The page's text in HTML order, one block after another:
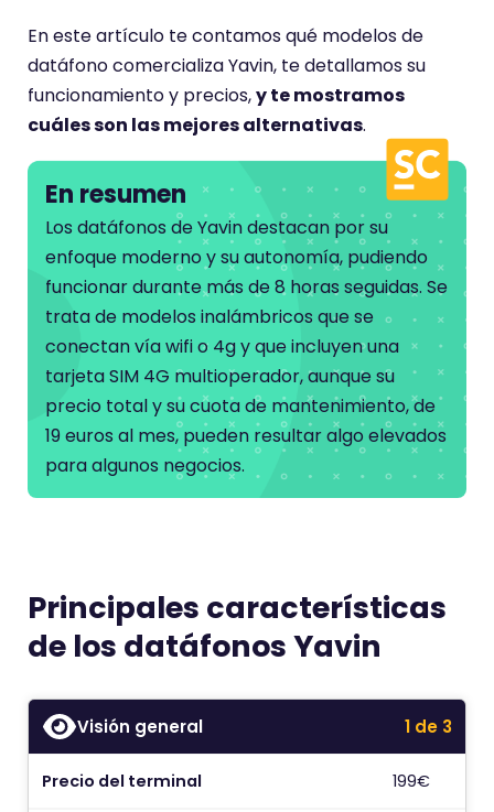
n
a
p
u
n
En este artículo te contamos qué modelos de
datáfono comercializa Yavin, te detallamos su
funcionamiento y precios,y te mostramos
cuáles son las mejores alternativas.
En resumen
Los datáfonos de Yavin destacan por su
enfoque moderno y su autonomía, pudiendo
funcionar durante más de 8 horas seguidas. Se
trata de modelos inalámbricos que se
conectan vía wifi o 4g y que incluyen una
tarjeta SIM 4G multioperador, aunque su
precio total y su cuota de mantenimiento, de
19 euros al mes, pueden resultar algo elevados
para algunos negocios.
Principales características
de los datáfonos Yavin
Visión general 1 de 3
Precio del terminal 199€